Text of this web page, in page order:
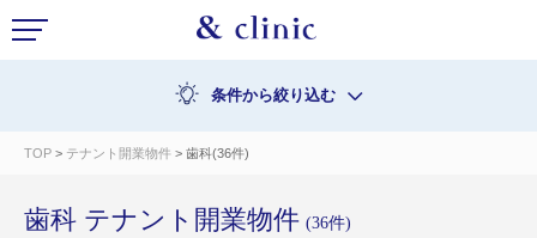
条件から絞り込む
TOP > テナント開業物件 > 歯科(36件)
歯科 テナント開業物件 (36件)